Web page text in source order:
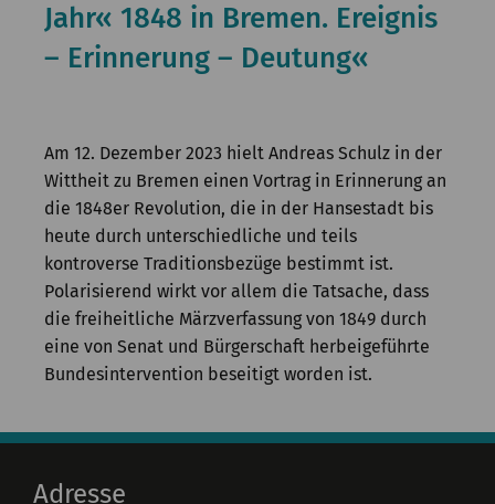
Kommission
Institut
Publikationen
Jahr« 1848 in Bremen. Ereignis
– Erinnerung – Deutung«
Am 12. Dezember 2023 hielt Andreas Schulz in der
Wittheit zu Bremen einen Vortrag in Erinnerung an
die 1848er Revolution, die in der Hansestadt bis
heute durch unterschiedliche und teils
kontroverse Traditionsbezüge bestimmt ist.
Polarisierend wirkt vor allem die Tatsache, dass
die freiheitliche Märzverfassung von 1849 durch
eine von Senat und Bürgerschaft herbeigeführte
Bundesintervention beseitigt worden ist.
Adresse